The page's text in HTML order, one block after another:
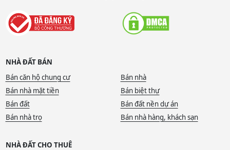
NHÀ ĐẤT BÁN
Bán căn hộ chung cư
Bán nhà
Bán nhà mặt tiền
Bán biệt thự
Bán đất
Bán đất nền dự án
Bán nhà trọ
Bán nhà hàng, khách sạn
NHÀ ĐẤT CHO THUÊ